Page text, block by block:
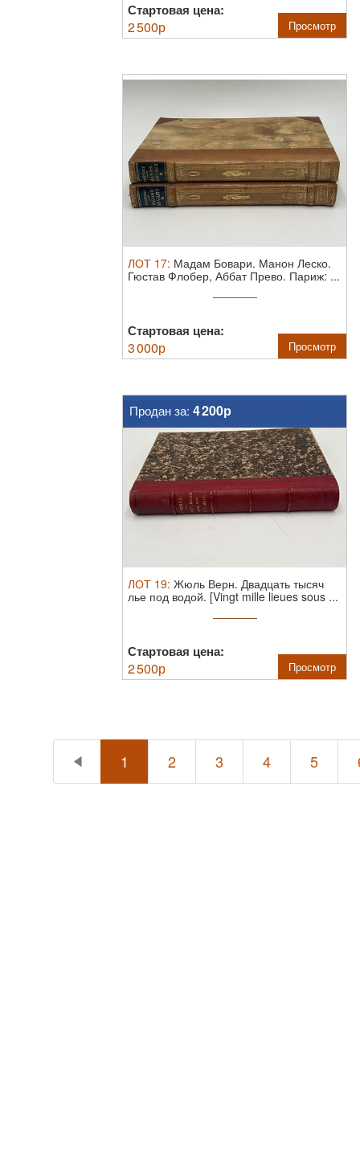
Стартовая цена:
2 500р Просмотр
ЛОТ 17: Мадам Бовари. Манон Леско.
Гюстав Флобер, Аббат Прево. Париж: ...
Стартовая цена:
3 000р Просмотр
Продан за: 4 200р
ЛОТ 19: Жюль Верн. Двадцать тысяч
лье под водой. [Vingt mille lieues sous ...
Стартовая цена:
2 500р Просмотр
1 2 3 4 5